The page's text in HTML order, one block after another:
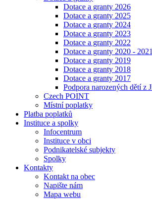
Dotace a granty 2026
Dotace a granty 2025
Dotace a granty 2024
Dotace a granty 2023
Dotace a granty 2022
Dotace a granty 2020 - 2021
Dotace a granty 2019
Dotace a granty 2018
Dotace a granty 2017
Podpora narozených dětí z
Czech POINT
Místní poplatky
Platba poplatků
Instituce a spolky
Infocentrum
Instituce v obci
Podnikatelské subjekty
Spolky
Kontakty
Kontakt na obec
Napište nám
Mapa webu